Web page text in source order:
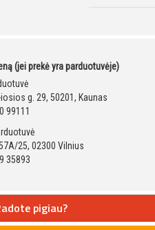
(jei prekė yra parduotuvėje)
g. 29, 50201, Kaunas
99111
25, 02300 Vilnius
35893
pigiau?